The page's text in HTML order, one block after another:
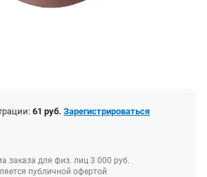
61 руб. Зарегистрироваться
заказа для физ. лиц 3 000 руб.
публичной офертой